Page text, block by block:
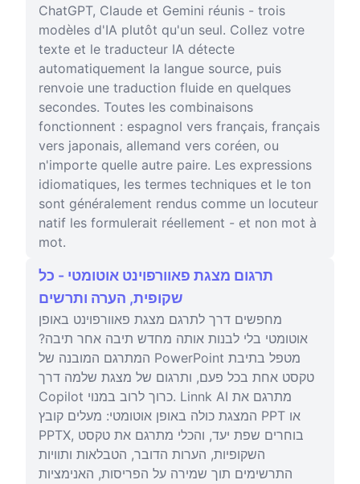
ChatGPT, Claude et Gemini réunis - trois
modèles d'IA plutôt qu'un seul. Collez votre
texte et le traducteur IA détecte
automatiquement la langue source, puis
renvoie une traduction fluide en quelques
secondes. Toutes les combinaisons
fonctionnent : espagnol vers français, français
vers japonais, allemand vers coréen, ou
n'importe quelle autre paire. Les expressions
idiomatiques, les termes techniques et le ton
sont généralement rendus comme un locuteur
natif les formulerait réellement - et non mot à
mot.
תרגום מצגת פאוורפוינט אוטומטי - כל
שקופית, הערה ותרשים
מחפשים דרך לתרגם מצגת פאוורפוינט באופן
אוטומטי בלי לבנות אותה מחדש תיבה אחר תיבה?
המתרגם המובנה של PowerPoint מטפל בתיבת
טקסט אחת בכל פעם, ותרגום של מצגת שלמה דרך
Copilot כרוך לרוב במנוי. Linnk AI מתרגם את
המצגת כולה באופן אוטומטי: מעלים קובץ PPT או
PPTX, בוחרים שפת יעד, והכלי מתרגם את טקסט
השקופיות, הערות הדובר, הטבלאות ותוויות
התרשימים תוך שמירה על הפריסות, האנימציות